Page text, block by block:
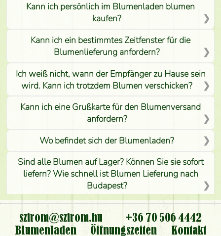
Kann ich persönlich im Blumenladen blumen
kaufen?
Kann ich ein bestimmtes Zeitfenster für die
Blumenlieferung anfordern?
Ich weiß nicht, wann der Empfänger zu Hause sein
wird. Kann ich trotzdem Blumen verschicken?
Kann ich eine Grußkarte für den Blumenversand
anfordern?
Wo befindet sich der Blumenladen?
Sind alle Blumen auf Lager? Können Sie sie sofort
liefern? Wie schnell ist Blumen Lieferung nach
Budapest?
Ist der Blumenladen non stop geöffnet?
Kann ich den bestellten Blumenstrauß persönlich
szirom@szirom.hu
+36 70 506 4442
Blumenladen
Öffnungszeiten Kontakt